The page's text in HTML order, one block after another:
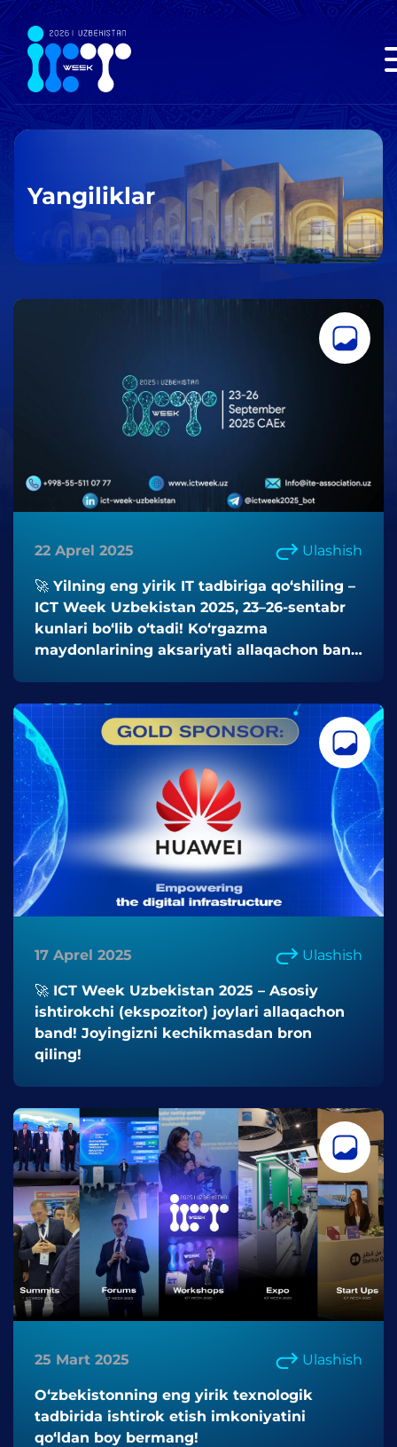
Yangiliklar
22 Aprel 2025 Ulashish
🚀 Yilning eng yirik IT tadbiriga qo‘shiling –
ICT Week Uzbekistan 2025, 23–26-sentabr
kunlari bo‘lib o‘tadi! Ko‘rgazma
maydonlarining aksariyati allaqachon band
17 Aprel 2025 Ulashish
🚀 ICT Week Uzbekistan 2025 – Asosiy
ishtirokchi (ekspozitor) joylari allaqachon
band! Joyingizni kechikmasdan bron
qiling!
25 Mart 2025 Ulashish
O‘zbekistonning eng yirik texnologik
tadbirida ishtirok etish imkoniyatini
qo‘ldan boy bermang!